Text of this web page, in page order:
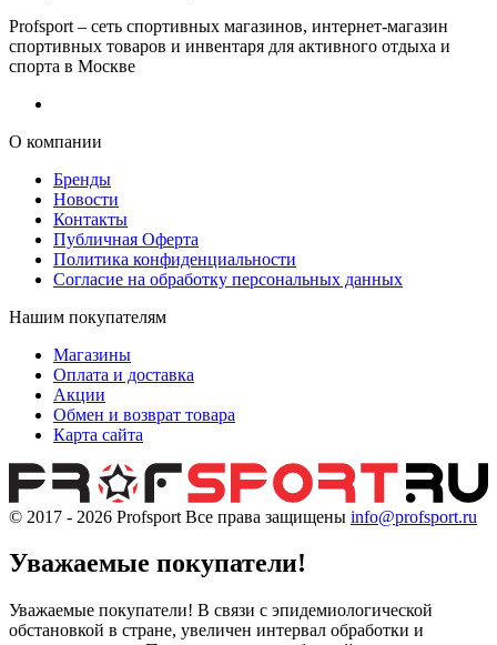
Profsport – сеть спортивных магазинов, интернет-магазин
спортивных товаров и инвентаря для активного отдыха и
спорта в Москве
О компании
Бренды
Новости
Контакты
Публичная Оферта
Политика конфиденциальности
Согласие на обработку персональных данных
Нашим покупателям
Магазины
Оплата и доставка
Акции
Обмен и возврат товара
Карта сайта
© 2017 - 2026 Profsport Все права защищены info@profsport.ru
Уважаемые покупатели!
Уважаемые покупатели! В связи с эпидемиологической
обстановкой в стране, увеличен интервал обработки и